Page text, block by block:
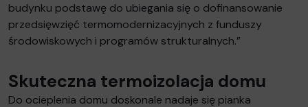
budynku podstawę do ubiegania się o dofinansowanie
przedsięwzięć termomodernizacyjnych z funduszy
środowiskowych i programów strukturalnych.”
Skuteczna termoizolacja domu
Do ocieplenia domu doskonale nadaje się pianka